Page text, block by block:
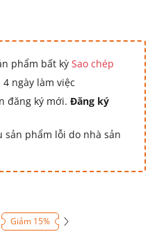
phẩm bất kỳ Sao chép
ngày làm việc
đăng ký mới. Đăng ký
phẩm lỗi do nhà sản
Giảm 15%